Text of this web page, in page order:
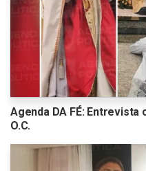
Agenda DA FÉ:
O.C.